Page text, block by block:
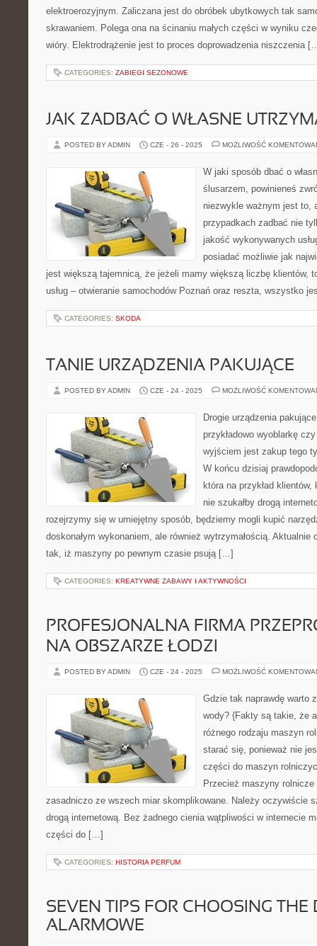
elektroerozyjnym. Zaliczana jest do obróbek ubytkowych tak
skrawaniem. Polega ona na ścinaniu małych części w wyniku
wióry. Elektrodrążenie jest to proces doprowadzenia niszczenia
CATEGORIES: ZABIEGI SEZONOWE
JAK ZADBAĆ O WŁASNE
POSTED BY ADMIN CZE - 26 - 2025 MOŻLIWOŚĆ
W jaki sposób dbać o
ślusarzem, powinieneś
niezwykle ważnym jest to,
przypadkach zadbać nie
jakość wykonywanych
posiadać możliwie jak
jest większą tajemnicą, że jeżeli mamy większą liczbę klientów,
usług – otwieranie samochodów Poznań oraz reszta, wszystko
CATEGORIES: SKODA
TANIE URZĄDZENIA PAKUJĄCE
POSTED BY ADMIN CZE - 24 - 2025 MOŻLIWOŚĆ
Drogie urządzenia
przykładowo wyoblarkę
wyjściem jest zakup tego
W końcu dzisiaj
która na przykład
nie szukałby drogą
rozejrzymy się w umiejętny sposób, będziemy mogli kupić
doskonałym wykonaniem, ale również wytrzymałością. Aktualnie
tak, iż maszyny po pewnym czasie psują […]
CATEGORIES: KREATYWNE ZABAWY I AKTYWNOŚCI
PROFESJONALNA FIRMA
NA OBSZARZE ŁODZI
POSTED BY ADMIN CZE - 24 - 2025 MOŻLIWOŚĆ
Gdzie tak naprawdę warto
wody? {Fakty są takie, że
różnego rodzaju maszyn
starać się, ponieważ nie
części do maszyn
Przecież maszyny
zasadniczo ze wszech miar skomplikowane. Należy oczywiście
drogą internetową. Bez żadnego cienia wątpliwości w internecie
części do […]
CATEGORIES: HISTORIA PERFUM
SEVEN TIPS FOR CHOOSING THE
ALARMOWE